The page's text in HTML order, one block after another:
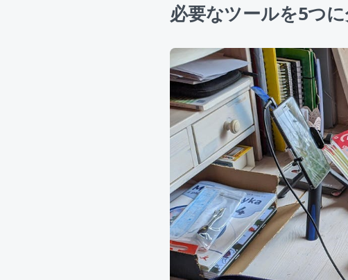
必要なツールを5つ